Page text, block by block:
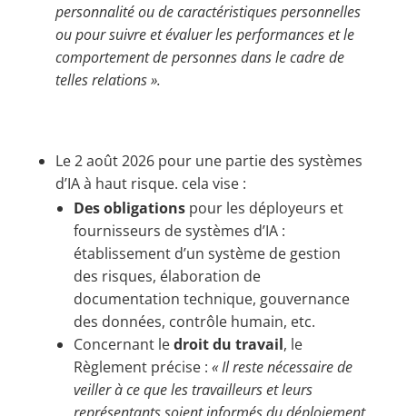
personnalité ou de caractéristiques personnelles
ou pour suivre et évaluer les performances et le
comportement de personnes dans le cadre de
telles relations ».
Le 2 août 2026 pour une partie des systèmes
d’IA à haut risque. cela vise :
Des obligations pour les déployeurs et
fournisseurs de systèmes d’IA :
établissement d’un système de gestion
des risques, élaboration de
documentation technique, gouvernance
des données, contrôle humain, etc.​
Concernant ledroit du travail, le
Règlement précise : ​ « Il reste nécessaire de
veiller à ce que les travailleurs et leurs